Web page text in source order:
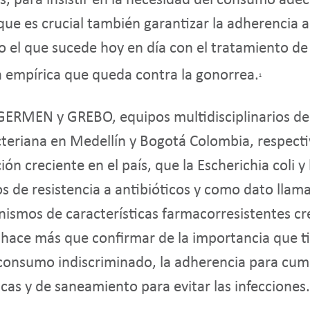
es crucial también garantizar la adherencia
el que sucede hoy en día con el tratamiento
que queda contra la gonorrea. 1
y GREBO, equipos multidisciplinarios
en Medellín y Bogotá Colombia,
creciente en el país, que la Escherichia coli
de resistencia a antibióticos y como dato
de características farmacorresistentes
más que confirmar de la importancia que
indiscriminado, la adherencia para
y de saneamiento para evitar las